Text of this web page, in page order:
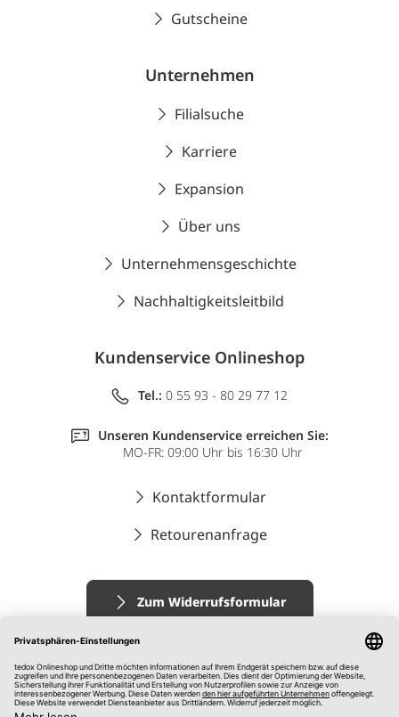
Gutscheine
Unternehmen
Filialsuche
Karriere
Expansion
Über uns
Unternehmensgeschichte
Nachhaltigkeitsleitbild
Kundenservice Onlineshop
Tel.: 0 55 93 - 80 29 77 12
Unseren Kundenservice erreichen Sie:
MO-FR: 09:00 Uhr bis 16:30 Uhr
Kontaktformular
Retourenanfrage
Zum Widerrufsformular
Impressum
AGB